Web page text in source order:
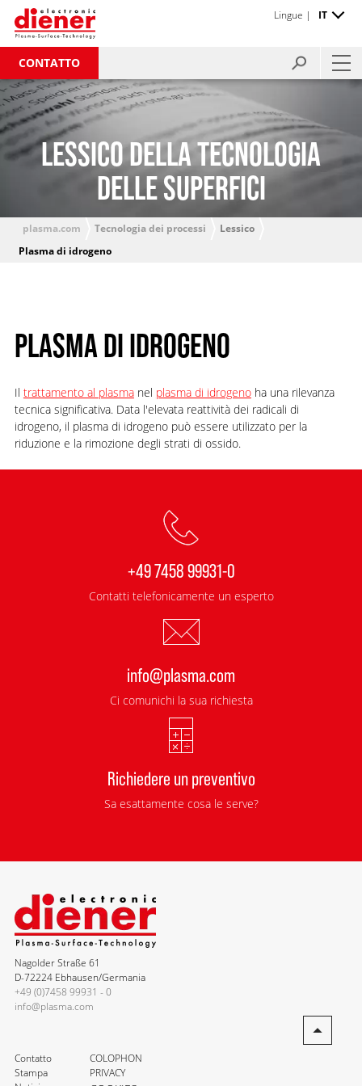
CONTATTO
Lingue | IT
LESSICO DELLA TECNOLOGIA
DELLE SUPERFICI
plasma.com Tecnologia dei processi
Lessico
Plasma di idrogeno
PLASMA DI IDROGENO
Il trattamento al plasmanel plasma di idrogenoha una rilevanza
tecnica significativa. Data l'elevata reattività dei radicali di
idrogeno, il plasma di idrogeno può essere utilizzato per la
riduzione e la rimozione degli strati di ossido.
+49 7458 99931-0
Contatti telefonicamente un esperto
info@plasma.com
Ci comunichi la sua richiesta
Richiedere un preventivo
Sa esattamente cosa le serve?
Nagolder Straße 61
D-72224 Ebhausen/Germania
+49 (0)7458 99931 - 0
info@plasma.com
Contatto
Stampa
COLOPHON
PRIVACY